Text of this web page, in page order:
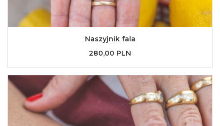
Naszyjnik fala
280,00 PLN